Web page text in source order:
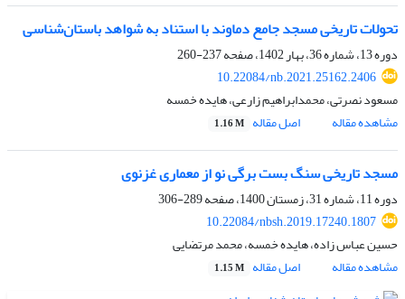
تحولات تاریخی مسجد جامع دماوند با استناد به شواهد باستان‌شناسی
دوره 13، شماره 36، بهار 1402، صفحه
237-260
10.22084/nb.2021.25162.2406
مسعود نصرتی، محمدابراهیم زارعی، هایده خمسه
مشاهده مقاله
اصل مقاله 1.16 M
مسجد تاریخی سنگ بست برگی نو از معماری غزنوی
دوره 11، شماره 31، زمستان 1400، صفحه
289-306
10.22084/nbsh.2019.17240.1807
حسین عباس زاده، هایده خمسه، محمد مرتضایی
مشاهده مقاله
اصل مقاله 1.15 M